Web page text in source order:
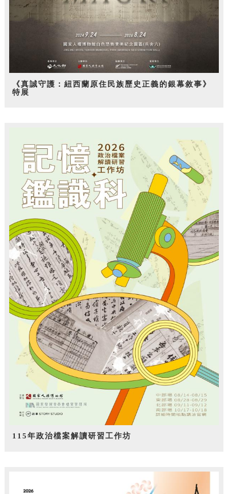
《真誠守護：紐西蘭原住民族歷史正義的銀幕敘事》
特展
115年政治檔案解讀研習工作坊